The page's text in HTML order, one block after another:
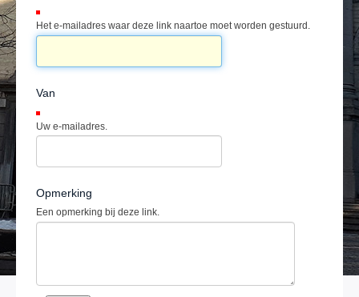
Het e-mailadres waar deze link naartoe moet worden gestuurd.
Van
Uw e-mailadres.
Opmerking
Een opmerking bij deze link.